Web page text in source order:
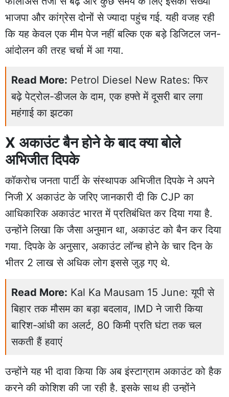
भाजपा और कांग्रेस दोनों से ज्यादा पहुंच गई. यही वजह रही
कि यह केवल एक मीम पेज नहीं बल्कि एक बड़े डिजिटल जन-
आंदोलन की तरह चर्चा में आ गया.
Read More: Petrol Diesel New Rates: फिर
बढ़े पेट्रोल-डीजल के दाम, एक हफ्ते में दूसरी बार लगा
महंगाई का झटका
X अकाउंट बैन होने के बाद क्या बोले
अभिजीत दिपके
कॉकरोच जनता पार्टी के संस्थापक अभिजीत दिपके ने अपने
निजी X अकाउंट के जरिए जानकारी दी कि CJP का
आधिकारिक अकाउंट भारत में प्रतिबंधित कर दिया गया है.
उन्होंने लिखा कि जैसा अनुमान था, अकाउंट को बैन कर दिया
गया. दिपके के अनुसार, अकाउंट लॉन्च होने के चार दिन के
भीतर 2 लाख से अधिक लोग इससे जुड़ गए थे.
Read More: Kal Ka Mausam 15 June: यूपी से
बिहार तक मौसम का बड़ा बदलाव, IMD ने जारी किया
बारिश-आंधी का अलर्ट, 80 किमी प्रति घंटा तक चल
सकती हैं हवाएं
उन्होंने यह भी दावा किया कि अब इंस्टाग्राम अकाउंट को हैक
करने की कोशिश की जा रही है. इसके साथ ही उन्होंने